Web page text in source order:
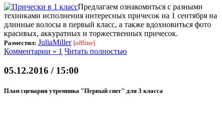
Предлагаем ознакомиться с разными
техниками исполнения интересных причесок на 1 сентября на
длинные волосы в первый класс, а также вдохновиться фото
красивых, аккуратных и торжественных причесок.
Разместил: JuliaMiller [offline]
Комментарии » 1 Читать полностью
05.12.2016 / 15:00
План сценария утренника "Первый снег" для 3 класса